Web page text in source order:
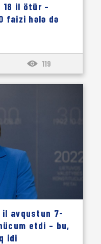
18 il ötür –
faizi hələ də
119
avqustun 7-
etdi – bu,
idi